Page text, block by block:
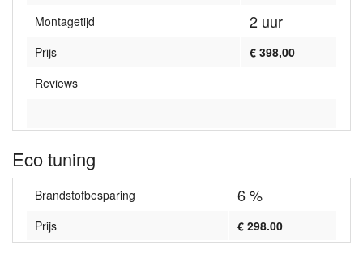
Montagetijd
2 uur
Prijs
€ 398,00
Reviews
Eco tuning
Brandstofbesparing 6 %
Prijs € 298.00